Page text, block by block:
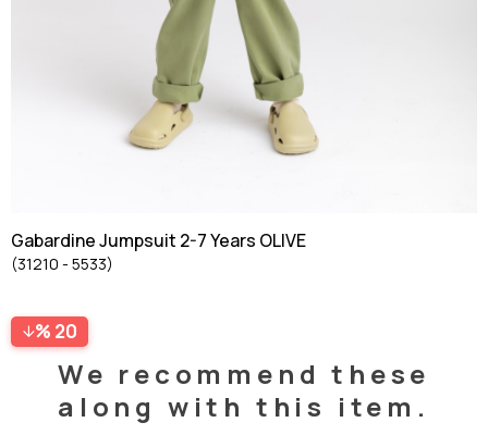
Gabardine Jumpsuit 2-7 Years OLIVE
(31210 - 5533)
20
We recommend these
along with this item.